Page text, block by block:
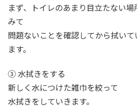
まず、トイレのあまり目立たない
みて
問題ないことを確認してから拭い
ます。
③ 水拭きをする
新しく水につけた雑巾を絞って
水拭きをしていきます。